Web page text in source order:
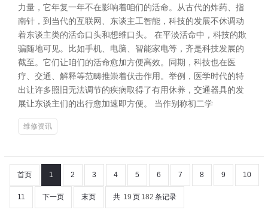
力量，它年复一年不在影响着咱们的活命。从古代的炸药、指
南针，到当代的互联网、东谈主工智能，科技的发展不休调动
着东谈主类的活命口头和想维口头。 在平淡活命中，科技的欺
骗随地可见。比如手机、电脑、智能家电等，齐是科技发展的
截至。它们让咱们的活命愈加方便高效。同期，科技也在医
疗、交通、解释等范畴推崇着伏击作用。举例，医学时代的特
出让许多照旧无法调节的疾病取得了有用休养，交通器具的发
展让东谈主们的出行愈加速即方便。 当作别称初二学
维修资讯
首页 1 2 3 4 5 6 7 8 9 10
11 下一页 末页 共 19 页 182 条记录